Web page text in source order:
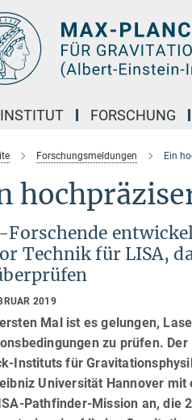
FORSCHUNG
Forschungsmeldungen Ein
Forschende
Technik für LISA,
2019
Mal ist es gelungen,
zu prüfen.
Instituts für
Universität Hannover
Pathfinder-Mission an, die